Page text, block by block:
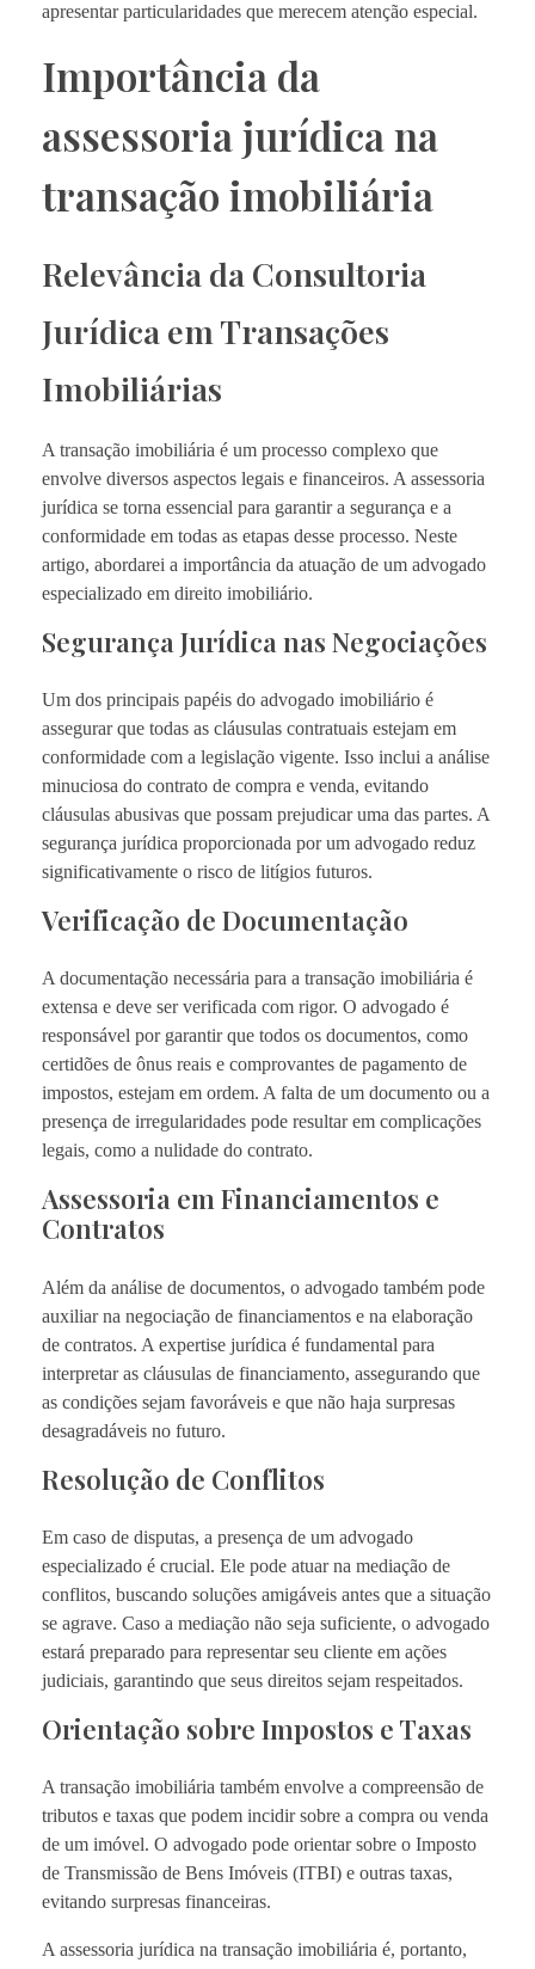
apresentar particularidades que merecem atenção especial.
Importância da
assessoria jurídica na
transação imobiliária
Relevância da Consultoria
Jurídica em Transações
Imobiliárias
A transação imobiliária é um processo complexo que
envolve diversos aspectos legais e financeiros. A assessoria
jurídica se torna essencial para garantir a segurança e a
conformidade em todas as etapas desse processo. Neste
artigo, abordarei a importância da atuação de um advogado
especializado em direito imobiliário.
Segurança Jurídica nas Negociações
Um dos principais papéis do advogado imobiliário é
assegurar que todas as cláusulas contratuais estejam em
conformidade com a legislação vigente. Isso inclui a análise
minuciosa do contrato de compra e venda, evitando
cláusulas abusivas que possam prejudicar uma das partes. A
segurança jurídica proporcionada por um advogado reduz
significativamente o risco de litígios futuros.
Verificação de Documentação
A documentação necessária para a transação imobiliária é
extensa e deve ser verificada com rigor. O advogado é
responsável por garantir que todos os documentos, como
certidões de ônus reais e comprovantes de pagamento de
impostos, estejam em ordem. A falta de um documento ou a
presença de irregularidades pode resultar em complicações
legais, como a nulidade do contrato.
Assessoria em Financiamentos e
Contratos
Além da análise de documentos, o advogado também pode
auxiliar na negociação de financiamentos e na elaboração
de contratos. A expertise jurídica é fundamental para
interpretar as cláusulas de financiamento, assegurando que
as condições sejam favoráveis e que não haja surpresas
desagradáveis no futuro.
Resolução de Conflitos
Em caso de disputas, a presença de um advogado
especializado é crucial. Ele pode atuar na mediação de
conflitos, buscando soluções amigáveis antes que a situação
se agrave. Caso a mediação não seja suficiente, o advogado
estará preparado para representar seu cliente em ações
judiciais, garantindo que seus direitos sejam respeitados.
Orientação sobre Impostos e Taxas
A transação imobiliária também envolve a compreensão de
tributos e taxas que podem incidir sobre a compra ou venda
de um imóvel. O advogado pode orientar sobre o Imposto
de Transmissão de Bens Imóveis (ITBI) e outras taxas,
evitando surpresas financeiras.
A assessoria jurídica na transação imobiliária é, portanto,